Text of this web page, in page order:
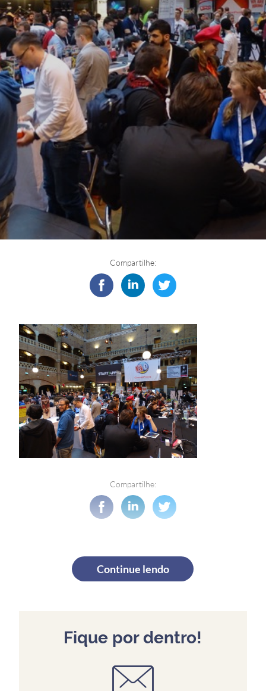
Compartilhe:
Compartilhe:
Continue lendo
Fique por dentro!